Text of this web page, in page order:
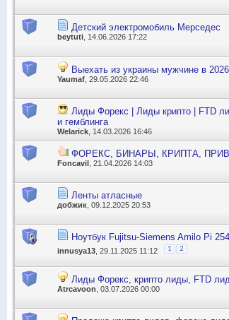
Детский электромобиль Мерседес
beytuti , 14.06.2026 17:22
Выехать из украины мужчине в
Yaumaf , 29.05.2026 22:46
Лиды Форекс | Лиды крипто | FTD
и гемблинга
Welarick , 14.03.2026 16:46
ФОРЕКС, БИНАРЫ, КРИПТА,
Foncavil , 21.04.2026 14:03
Ленты атласные
добжик , 09.12.2025 20:53
Ноутбук Fujitsu-Siemens Amilo Pi
innusya13 , 29.11.2025 11:12 1 2
Лиды Форекс, крипто лиды, FTD
Atrcavoon , 03.07.2026 00:00